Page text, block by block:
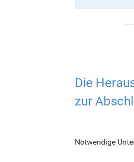
Die
zur
Notwendige